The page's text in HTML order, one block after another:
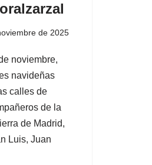
de 2025
noviembre,
navideñas
calles de
de la
de Madrid,
Luis, Juan